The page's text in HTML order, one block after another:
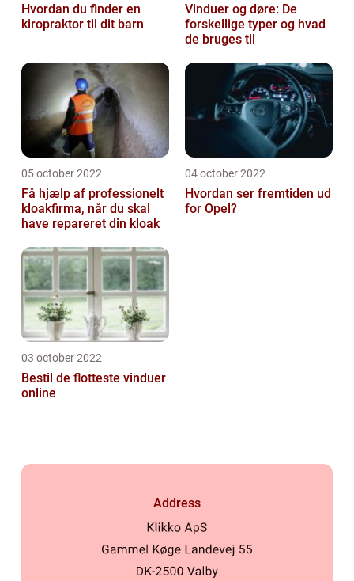
Hvordan du finder en
kiropraktor til dit barn
Vinduer og døre: De
forskellige typer og hvad
de bruges til
05 october 2022
Få hjælp af professionelt
kloakfirma, når du skal
have repareret din kloak
04 october 2022
Hvordan ser fremtiden ud
for Opel?
03 october 2022
Bestil de flotteste vinduer
online
Address